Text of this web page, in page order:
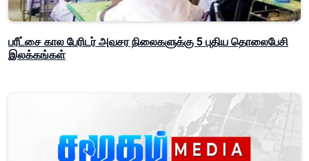
பரீட்சை கால பேரிடர் அவசர நிலைகளுக்கு 5 புதிய தொலைபேசி
இலக்கங்கள்